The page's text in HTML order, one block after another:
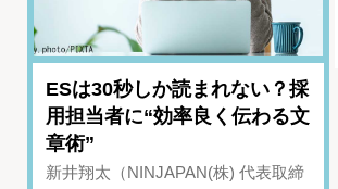
ESは30秒しか読まれない？採
用担当者に“効率良く伝わる文
章術”
新井翔太（NINJAPAN(株) 代表取締